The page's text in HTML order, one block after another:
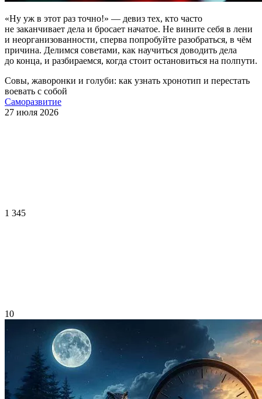
«Ну уж в этот раз точно!» — девиз тех, кто часто
не заканчивает дела и бросает начатое. Не вините себя в лени
и неорганизованности, сперва попробуйте разобраться, в чём
причина. Делимся советами, как научиться доводить дела
до конца, и разбираемся, когда стоит остановиться на полпути.
Совы, жаворонки и голуби: как узнать хронотип и перестать
воевать с собой
Саморазвитие
27 июля 2026
1 345
10